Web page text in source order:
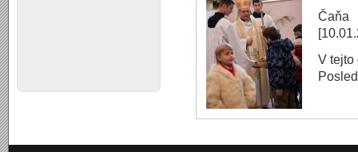
Čaňa
V tejto